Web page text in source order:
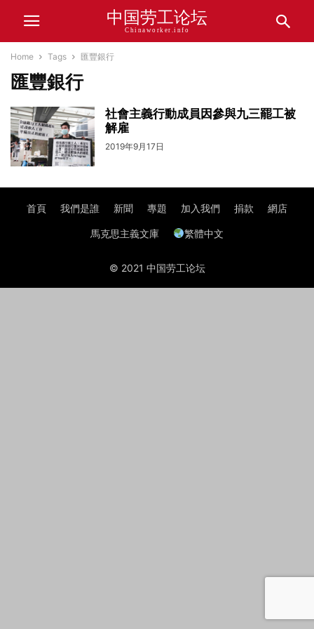
中国劳工论坛
Chinaworker.info
Home Tags 匯豐銀行
匯豐銀行
社會主義行動成員因參與九三罷工被
解雇
2019年9月17日
首頁 我們是誰 新聞 專題 加入我們 捐款 網店
馬克思主義文庫 繁體中文
© 2021 中国劳工论坛